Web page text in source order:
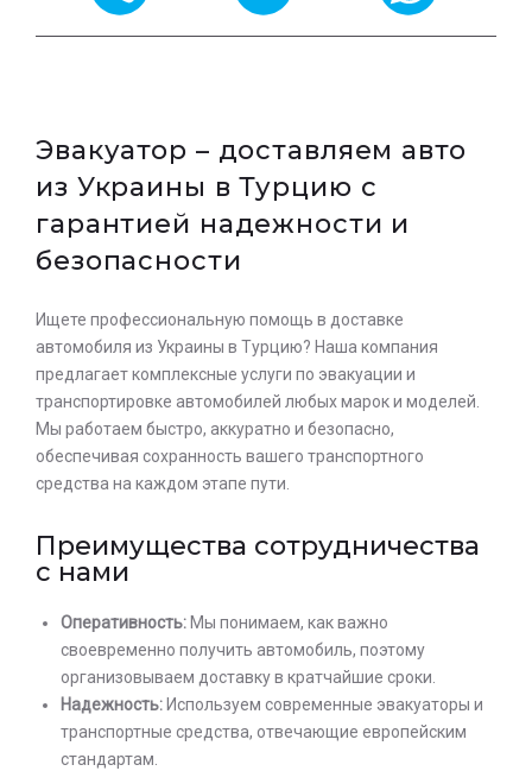
Эвакуатор – доставляем авто
из Украины в Турцию с
гарантией надежности и
безопасности
Ищете профессиональную помощь в доставке
автомобиля из Украины в Турцию? Наша компания
предлагает комплексные услуги по эвакуации и
транспортировке автомобилей любых марок и моделей.
Мы работаем быстро, аккуратно и безопасно,
обеспечивая сохранность вашего транспортного
средства на каждом этапе пути.
Преимущества сотрудничества
с нами
Оперативность: Мы понимаем, как важно
своевременно получить автомобиль, поэтому
организовываем доставку в кратчайшие сроки.
Надежность: Используем современные эвакуаторы и
транспортные средства, отвечающие европейским
стандартам.